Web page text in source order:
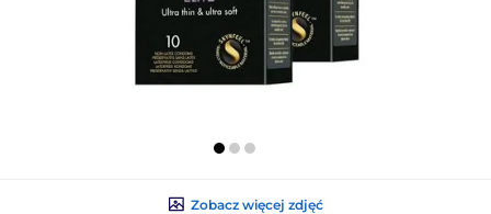
Zobacz więcej zdjęć